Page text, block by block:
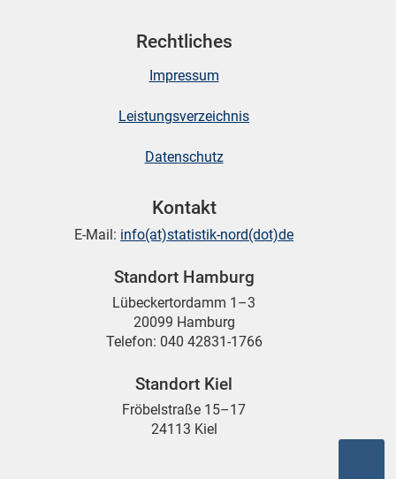
Rechtliches
Impressum
Leistungsverzeichnis
Datenschutz
Kontakt
E-Mail: info(at)statistik-nord(dot)de
Standort Hamburg
Lübeckertordamm 1–3
20099 Hamburg
Telefon: 040 42831-1766
Standort Kiel
Fröbelstraße 15–17
24113 Kiel